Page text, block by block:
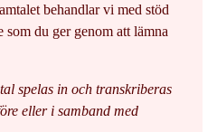
behandlar vi med stöd
du ger genom att lämna
spelas in och transkriberas
eller i samband med